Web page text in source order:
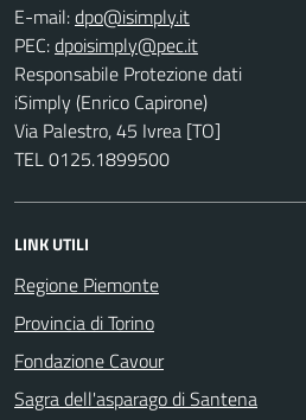
E-mail:
PEC:
Responsabile Protezione dati
iSimply (Enrico Capirone)
Via Palestro, 45 Ivrea [TO]
TEL 0125.1899500
LINK UTILI
Regione Piemonte
Provincia di Torino
Fondazione Cavour
Sagra dell'asparago di Santena